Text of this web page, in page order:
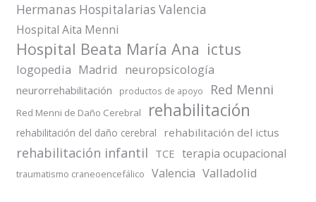
Hermanas Hospitalarias Valencia
Hospital Aita Menni
Hospital Beata María Ana ictus
logopedia Madrid neuropsicología
neurorrehabilitación productos de apoyo Red Menni
Red Menni de Daño Cerebral rehabilitación
rehabilitación del daño cerebral rehabilitación del ictus
rehabilitación infantil TCE terapia ocupacional
traumatismo craneoencefálico Valencia Valladolid